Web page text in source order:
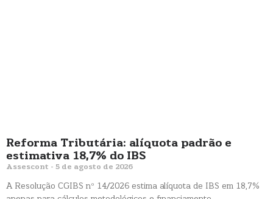
Reforma Tributária: alíquota padrão e
estimativa 18,7% do IBS
Assescont 5 de agosto de 2026
A Resolução CGIBS nº 14/2026 estima alíquota de IBS em 18,7%